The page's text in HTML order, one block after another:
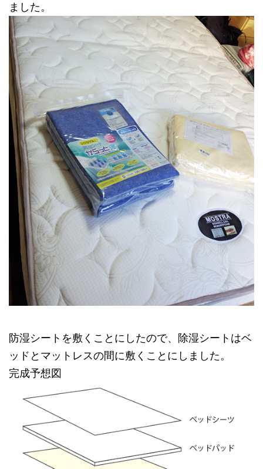
ました。
防湿シートを敷くことにしたので、除湿シートはベ
ッドとマットレスの間に敷くことにしました。
完成予想図